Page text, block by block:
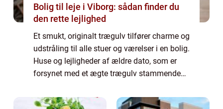
Bolig til leje i Viborg: sådan finder du
den rette lejlighed
Et smukt, originalt trægulv tilfører charme og
udstråling til alle stuer og værelser i en bolig.
Huse og lejligheder af ældre dato, som er
forsynet med et ægte trægulv stammende